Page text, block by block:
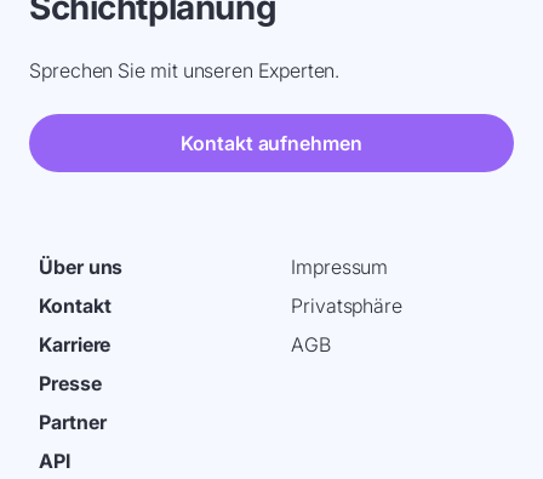
Kontakt aufnehmen
Über uns
Kontakt
Karriere
Presse
Partner
API
Sprechen Sie mit unseren Experten.
Impressum
Privatsphäre
AGB